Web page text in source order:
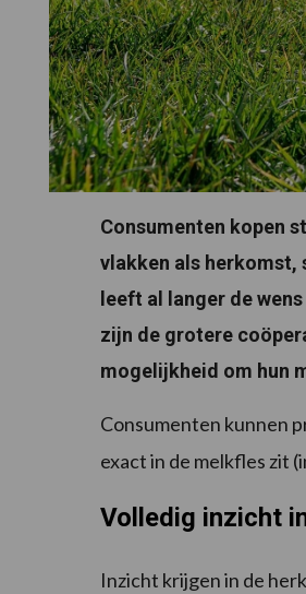
Consumenten kopen
vlakken als herkomst,
leeft al langer de
zijn de grotere
mogelijkheid om hun
Consumenten kunnen
exact in de melkfles zit
Volledig inzicht
Inzicht krijgen in de